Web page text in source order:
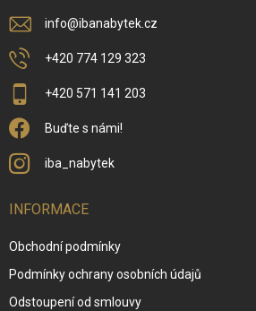
info@ibanabytek.cz
+420 774 129 323
+420 571 141 203
Buďte s námi!
iba_nabytek
INFORMACE
Obchodní podmínky
Podmínky ochrany osobních údajů
Odstoupení od smlouvy